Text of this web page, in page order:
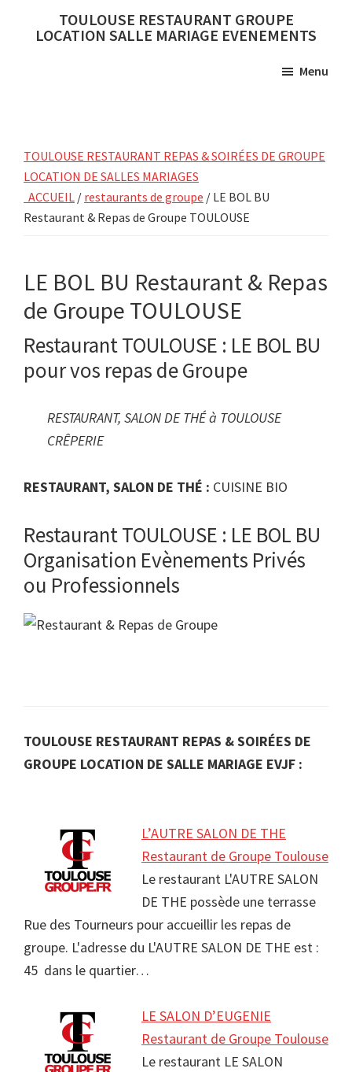
TOULOUSE RESTAURANT GROUPE
LOCATION SALLE MARIAGE EVENEMENTS
Menu
TOULOUSE RESTAURANT REPAS & SOIRÉES DE GROUPE
LOCATION DE SALLES MARIAGES
ACCUEIL / restaurants de groupe / LE BOL BU
Restaurant & Repas de Groupe TOULOUSE
LE BOL BU Restaurant & Repas
de Groupe TOULOUSE
Restaurant TOULOUSE : LE BOL BU
pour vos repas de Groupe
RESTAURANT, SALON DE THÉ à TOULOUSE
CRÊPERIE
RESTAURANT, SALON DE THÉ : CUISINE BIO
Restaurant TOULOUSE : LE BOL BU
Organisation Evènements Privés
ou Professionnels
TOULOUSE RESTAURANT REPAS & SOIRÉES DE
GROUPE LOCATION DE SALLE MARIAGE EVJF :
L’AUTRE SALON DE THE
Restaurant de Groupe Toulouse
Le restaurant L'AUTRE SALON
DE THE possède une terrasse
Rue des Tourneurs pour accueillir les repas de
groupe. L'adresse du L'AUTRE SALON DE THE est :
45 dans le quartier…
LE SALON D’EUGENIE
Restaurant de Groupe Toulouse
Le restaurant LE SALON